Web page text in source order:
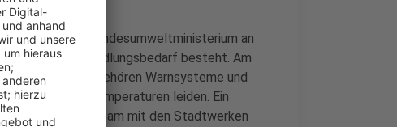
und dem Bundesumweltministerium an
wo Handlungsbedarf besteht. Am
geben. Dazu gehören Warnsysteme und
unter hohen Temperaturen leiden. Ein
Gemeinsam mit den Stadtwerken